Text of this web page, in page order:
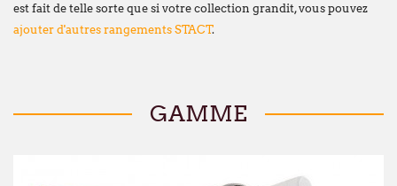
est fait de telle sorte que si votre collection grandit, vous pouvez
ajouter d'autres rangements STACT.
GAMME